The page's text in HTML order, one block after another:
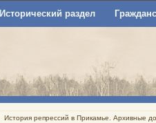
Исторический раздел
История репрессий в Прикамье. Архивные